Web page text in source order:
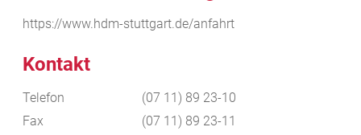
https://www.hdm-stuttgart.de/anfahrt
Kontakt
Telefon (07 11) 89 23-10
Fax
(07 11) 89 23-11